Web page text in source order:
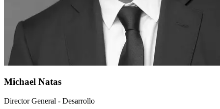
Michael Natas
Director General - Desarrollo